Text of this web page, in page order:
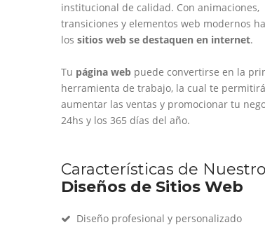
institucional de calidad. Con animaciones,
transiciones y elementos web modernos
los sitios web se destaquen en internet.
Tu página web puede convertirse en la
herramienta de trabajo, la cual te permitirá
aumentar las ventas y promocionar tu
24hs y los 365 días del año.
Características de
Diseños de Sitios Web
Diseño profesional y personalizado